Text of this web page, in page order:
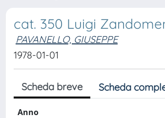
cat. 350 Luigi
PAVANELLO, GIUSEPPE
1978-01-01
Scheda breve Scheda
Anno